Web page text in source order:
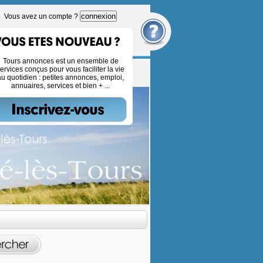
Tours annonces est un ensemble de
conçus pour vous faciliter la vie
quotidien : petites annonces, emploi,
annuaires, services et bien + ...
Vous avez un compte ? connexion